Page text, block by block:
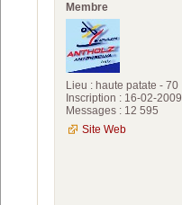
Membre
Lieu : haute patate - 70
Inscription : 16-02-2009
Messages : 12 595
Site Web